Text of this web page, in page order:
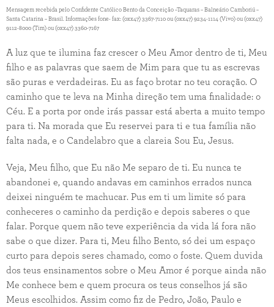
Mensagem recebida pelo Confidente Católico Bento da Conceição –Taquaras – Balneário Camboriú –
Santa Catarina – Brasil. Informações fone- fax: (0xx47) 3367-7110 ou (0xx47) 9234-1114 (Vivo) ou (0xx47)
9112-8000 (Tim) ou (0xx47) 3360-7167
A luz que te ilumina faz crescer o Meu Amor dentro de ti, Meu
filho e as palavras que saem de Mim para que tu as escrevas
são puras e verdadeiras. Eu as faço brotar no teu coração. O
caminho que te leva na Minha direção tem uma finalidade: o
Céu. E a porta por onde irás passar está aberta a muito tempo
para ti. Na morada que Eu reservei para ti e tua família não
falta nada, e o Candelabro que a clareia Sou Eu, Jesus.
Veja, Meu filho, que Eu não Me separo de ti. Eu nunca te
abandonei e, quando andavas em caminhos errados nunca
deixei ninguém te machucar. Pus em ti um limite só para
conheceres o caminho da perdição e depois saberes o que
falar. Porque quem não teve experiência da vida lá fora não
sabe o que dizer. Para ti, Meu filho Bento, só dei um espaço
curto para depois seres chamado, como o foste. Quem duvida
dos teus ensinamentos sobre o Meu Amor é porque ainda não
Me conhece bem e quem procura os teus conselhos já são
Meus escolhidos. Assim como fiz de Pedro, João, Paulo e